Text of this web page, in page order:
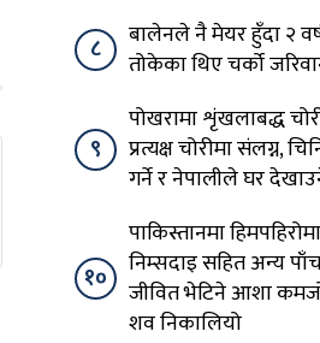
८
बालेनले नै मेयर हुँदा २
तोकेका थिए चर्को
९
पोखरामा शृंखलाबद्ध
प्रत्यक्ष चोरीमा संलग्न,
गर्ने र नेपालीले घर
१०
पाकिस्तानमा
निम्सदाइ सहित अन्य
जीवित भेटिने आशा
शव निकालियो